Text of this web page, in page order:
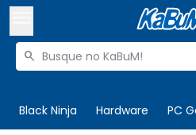
Buscar produtos

Black Ninja Hardware PC